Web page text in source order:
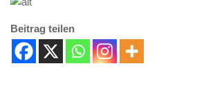
Beitrag teilen